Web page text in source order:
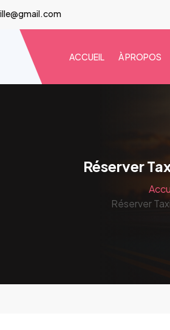
ACCUEIL À PROPOS
Réserver
Réserver